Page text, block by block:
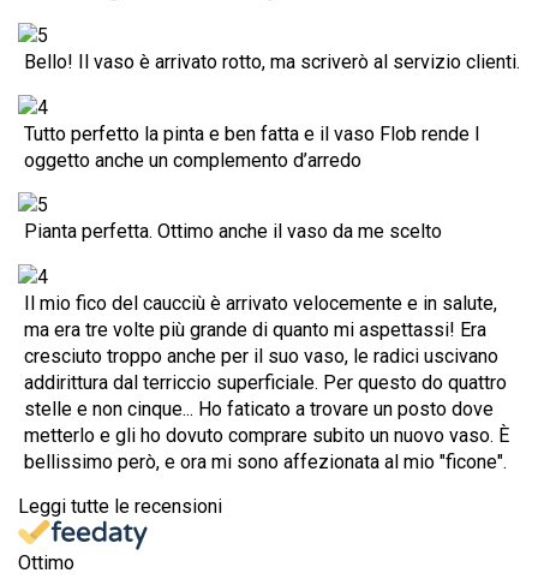
Bello! Il vaso è arrivato rotto, ma scriverò al servizio clienti.
Tutto perfetto la pinta e ben fatta e il vaso Flob rende l
oggetto anche un complemento d’arredo
Pianta perfetta. Ottimo anche il vaso da me scelto
Il mio fico del caucciù è arrivato velocemente e in salute,
ma era tre volte più grande di quanto mi aspettassi! Era
cresciuto troppo anche per il suo vaso, le radici uscivano
addirittura dal terriccio superficiale. Per questo do quattro
stelle e non cinque... Ho faticato a trovare un posto dove
metterlo e gli ho dovuto comprare subito un nuovo vaso. È
bellissimo però, e ora mi sono affezionata al mio "ficone".
Leggi tutte le recensioni
Ottimo